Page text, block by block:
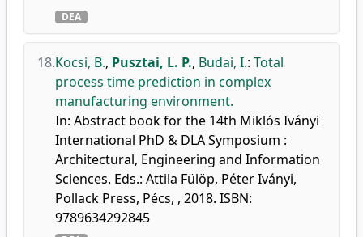
DEA
18.Kocsi, B., Pusztai, L. P., Budai, I.: Total
process time prediction in complex
manufacturing environment.
In: Abstract book for the 14th Miklós Iványi
International PhD & DLA Symposium :
Architectural, Engineering and Information
Sciences. Eds.: Attila Fülöp, Péter Iványi,
Pollack Press, Pécs, , 2018. ISBN:
9789634292845